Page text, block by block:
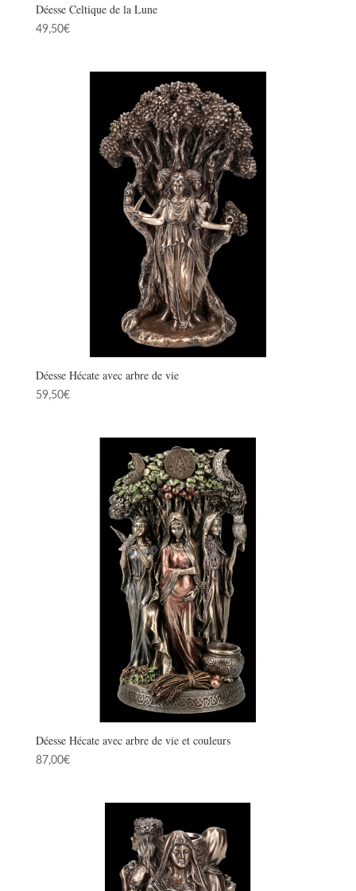
Déesse Celtique de la Lune
49,50€
Déesse Hécate avec arbre de vie
59,50€
Déesse Hécate avec arbre de vie et couleurs
87,00€